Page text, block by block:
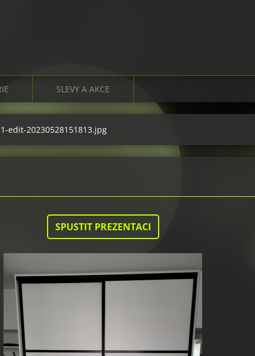
SLEVY A AKCE
edit-20230528151813.jpg
SPUSTIT PREZENTACI